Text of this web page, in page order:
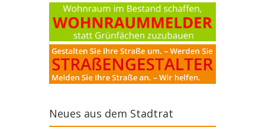
Neues aus dem Stadtrat